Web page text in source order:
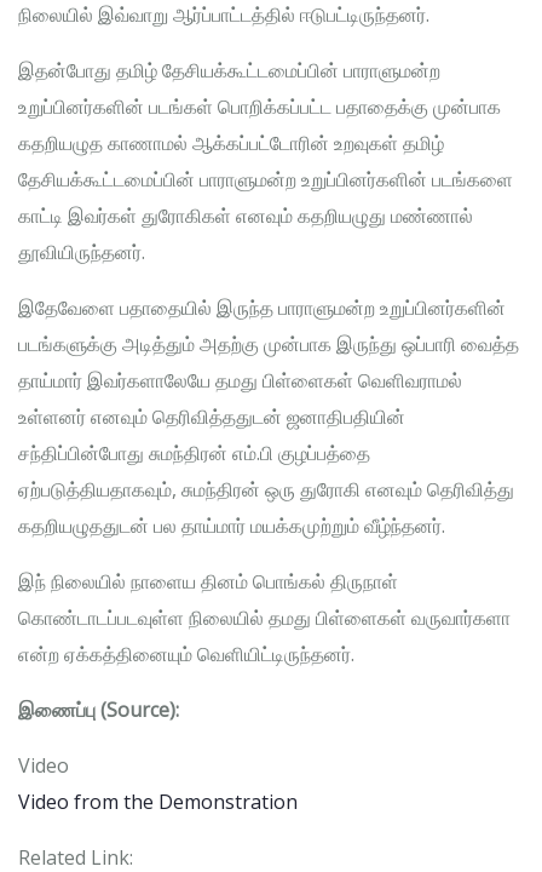
நிலையில் இவ்வாறு ஆர்ப்பாட்டத்தில் ஈடுபட்டிருந்தனர்.
இதன்போது தமிழ் தேசியக்கூட்டமைப்பின் பாராளுமன்ற
உறுப்பினர்களின் படங்கள் பொறிக்கப்பட்ட பதாதைக்கு முன்பாக
கதறியழுத காணாமல் ஆக்கப்பட்டோரின் உறவுகள் தமிழ்
தேசியக்கூட்டமைப்பின் பாராளுமன்ற உறுப்பினர்களின் படங்களை
காட்டி இவர்கள் துரோகிகள் எனவும் கதறியழுது மண்ணால்
தூவியிருந்தனர்.
இதேவேளை பதாதையில் இருந்த பாராளுமன்ற உறுப்பினர்களின்
படங்களுக்கு அடித்தும் அதற்கு முன்பாக இருந்து ஒப்பாரி வைத்த
தாய்மார் இவர்களாலேயே தமது பிள்ளைகள் வெளிவராமல்
உள்ளனர் எனவும் தெரிவித்ததுடன் ஜனாதிபதியின்
சந்திப்பின்போது சுமந்திரன் எம்.பி குழப்பத்தை
ஏற்படுத்தியதாகவும், சுமந்திரன் ஒரு துரோகி எனவும் தெரிவித்து
கதறியழுததுடன் பல தாய்மார் மயக்கமுற்றும் வீழ்ந்தனர்.
இந் நிலையில் நாளைய தினம் பொங்கல் திருநாள்
கொண்டாடப்படவுள்ள நிலையில் தமது பிள்ளைகள் வருவார்களா
என்ற ஏக்கத்தினையும் வெளியிட்டிருந்தனர்.
இணைப்பு (Source):
Video
Video from the Demonstration
Related Link: